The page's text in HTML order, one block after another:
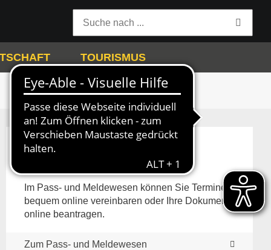
TOURISMUS
Pass- und Meldewesen
Im Pass- und Meldewesen können Sie Termine
bequem online vereinbaren oder Ihre Dokumente
online beantragen.
Zum Pass- und Meldewesen